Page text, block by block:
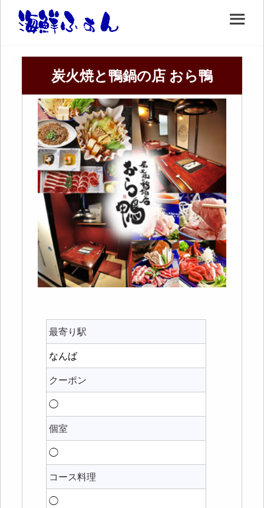
炭火焼と鴨鍋の店 おら鴨
最寄り駅
なんば
クーポン
◯
個室
◯
コース料理
◯